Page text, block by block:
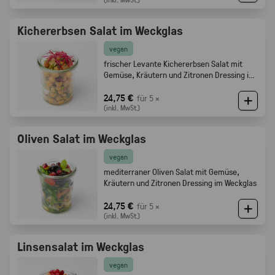
Kichererbsen Salat im Weckglas
vegan
frischer Levante Kichererbsen Salat mit
Gemüse, Kräutern und Zitronen Dressing im
24,75 € für 5 ×
(inkl. MwSt.)
Oliven Salat im Weckglas
vegan
mediterraner Oliven Salat mit Gemüse,
Kräutern und Zitronen Dressing im Weckglas
24,75 € für 5 ×
(inkl. MwSt.)
Linsensalat im Weckglas
vegan